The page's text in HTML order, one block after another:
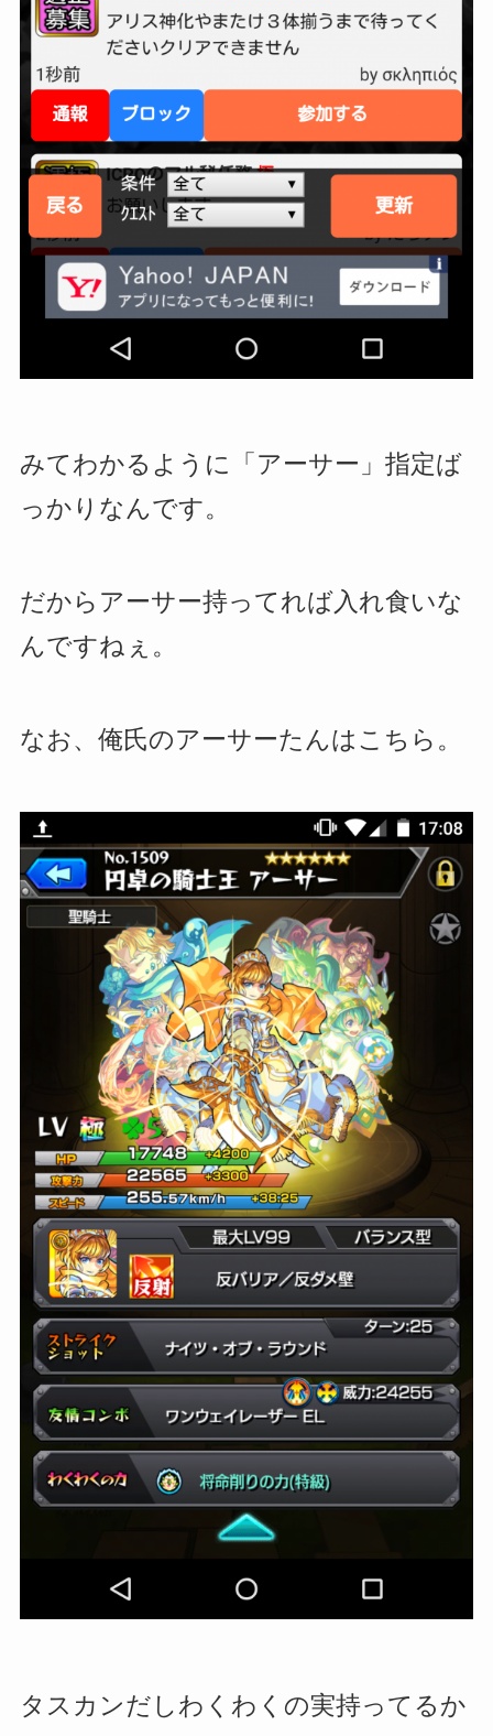
みてわかるように「アーサー」指定ば
っかりなんです。
だからアーサー持ってれば入れ食いな
んですねぇ。
なお、俺氏のアーサーたんはこちら。
タスカンだしわくわくの実持ってるか